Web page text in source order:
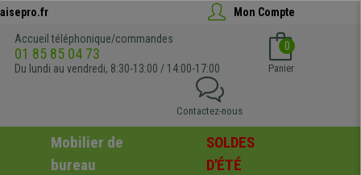
Mon Compte
Accueil téléphonique/commandes
01 85 85 04 73
Du lundi au vendredi, 8:30-13:00 / 14:00-17:00
0
Panier
Contactez-nous
Mobilier de
bureau
SOLDES
D'ÉTÉ